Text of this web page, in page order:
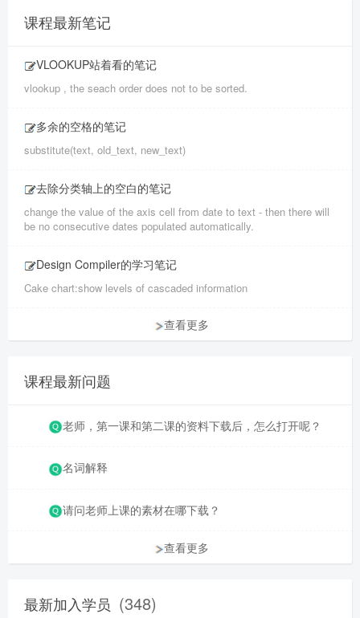
课程最新笔记
VLOOKUP站着看的笔记
vlookup , the seach order does not to be sorted.
多余的空格的笔记
substitute(text, old_text, new_text)
去除分类轴上的空白的笔记
change the value of the axis cell from date to text - then there will
be no consecutive dates populated automatically.
Design Compiler的学习笔记
Cake chart:show levels of cascaded information
查看更多
课程最新问题
老师，第一课和第二课的资料下载后，怎么打开呢？
名词解释
请问老师上课的素材在哪下载？
查看更多
最新加入学员 (348)